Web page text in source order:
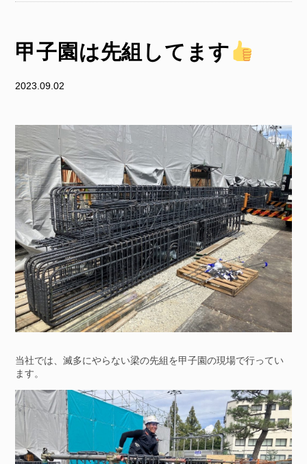
甲子園は先組してます
2023.09.02
当社では、滅多にやらない梁の先組を甲子園の現場で行ってい
ます。